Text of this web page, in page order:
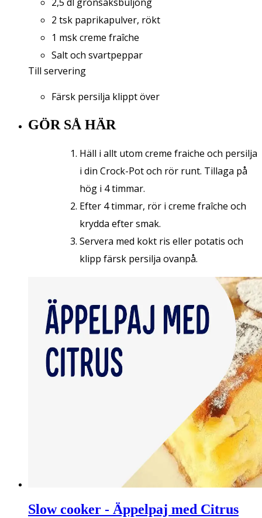
2 tsk paprikapulver, rökt
1 msk creme fraîche
Salt och svartpeppar
Till servering
Färsk persilja klippt över
GÖR SÅ HÄR
Häll i allt utom creme fraiche och persilja
i din Crock-Pot och rör runt. Tillaga på
hög i 4 timmar.
Efter 4 timmar, rör i creme fraîche och
krydda efter smak.
Servera med kokt ris eller potatis och
klipp färsk persilja ovanpå.
Slow cooker - Äppelpaj med Citrus